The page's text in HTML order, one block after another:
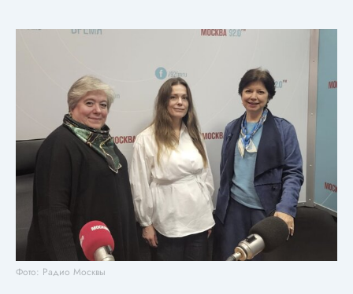
Фото: Радио Москвы